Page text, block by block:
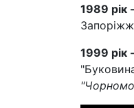
1989
1999 рік